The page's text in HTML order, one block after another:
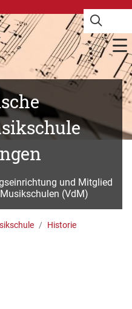
und Mitglied
(VdM)
Historie